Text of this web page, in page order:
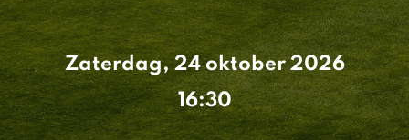
Zaterdag, 24 oktober 2026
16:30